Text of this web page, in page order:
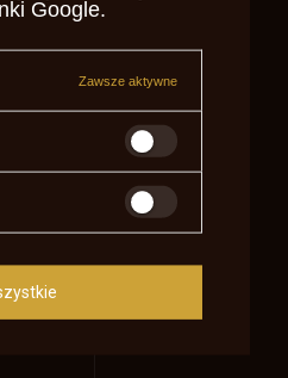
Google.
Zawsze aktywne